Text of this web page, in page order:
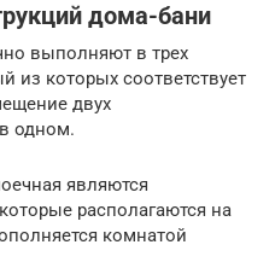
дома-бани
выполняют в трех
из которых соответствует
двух
одном.
являются
располагаются на
комнатой